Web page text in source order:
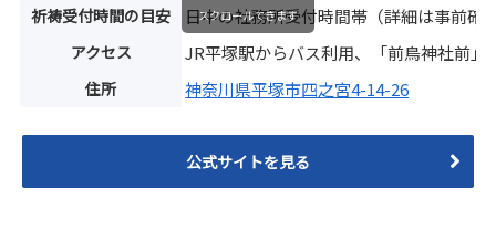
祈祷受付時間の目安 日中の社務所受付時間帯（詳細は事前確
アクセス JR平塚駅からバス利用、「前鳥神社前」
住所 神奈川県平塚市四之宮4-14-26
スクロールできます
公式サイトを見る